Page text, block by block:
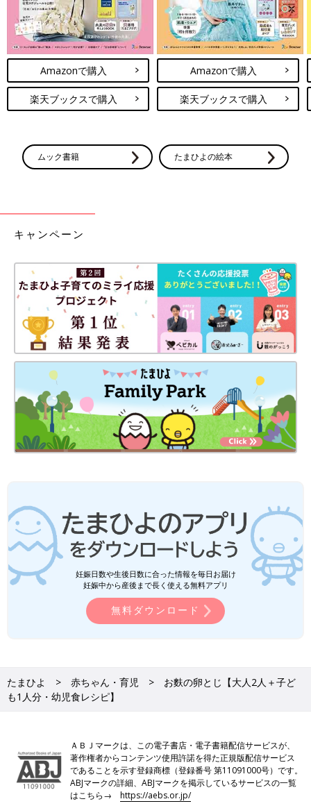
Amazonで購入
楽天ブックスで購入
Amazonで購入
楽天ブックスで購入
ムック書籍 たまひよの絵本
キャンペーン
妊娠日数や生後日数に合った情報を毎日お届け
妊娠中から産後まで長く使える無料アプリ
無料ダウンロード
たまひよ 赤ちゃん・育児
お麩の卵とじ【大人2人＋子ど
も1人分・幼児食レシピ】
ＡＢＪマークは、この電子書店・電子書籍配信サービスが、
著作権者からコンテンツ使用許諾を得た正規版配信サービス
であることを示す登録商標（登録番号 第11091000号）です。
ABJマークの詳細、ABJマークを掲示しているサービスの一覧
はこちら→https://aebs.or.jp/